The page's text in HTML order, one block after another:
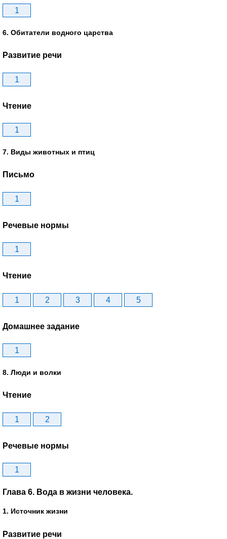
1
6. Обитатели водного царства
Развитие речи
1
Чтение
1
7. Виды животных и птиц
Письмо
1
Речевые нормы
1
Чтение
1 2 3 4 5
Домашнее задание
1
8. Люди и волки
Чтение
1 2
Речевые нормы
1
Глава 6. Вода в жизни человека.
1. Источник жизни
Развитие речи